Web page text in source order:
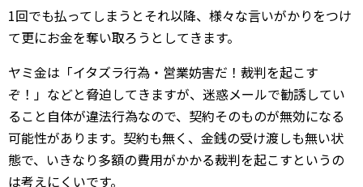
1回でも払ってしまうとそれ以降、様々な言いがかりをつけ
て更にお金を奪い取ろうとしてきます。
ヤミ金は「イタズラ行為・営業妨害だ！裁判を起こす
ぞ！」などと脅迫してきますが、迷惑メールで勧誘してい
ること自体が違法行為なので、契約そのものが無効になる
可能性があります。契約も無く、金銭の受け渡しも無い状
態で、いきなり多額の費用がかかる裁判を起こすというの
は考えにくいです。